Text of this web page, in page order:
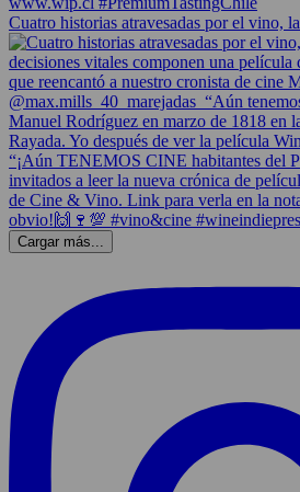
Cuatro historias atravesadas por el vino,
Cargar más...